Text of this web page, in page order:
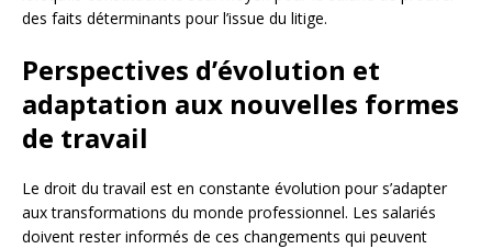
des faits déterminants pour l’issue du litige.
Perspectives d’évolution et
adaptation aux nouvelles formes
de travail
Le droit du travail est en constante évolution pour s’adapter
aux transformations du monde professionnel. Les salariés
doivent rester informés de ces changements qui peuvent